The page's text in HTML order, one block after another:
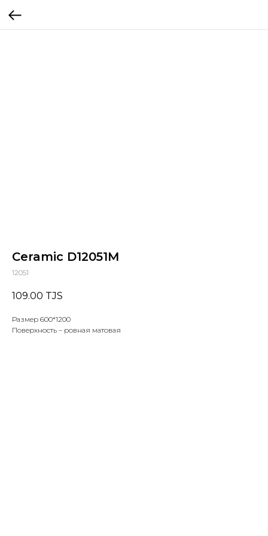
Ceramic D12051M
12051
109.00 TJS
Размер 600*1200
Поверхность – ровная матовая